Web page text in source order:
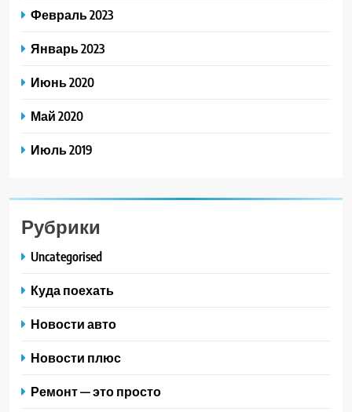
Февраль 2023
Январь 2023
Июнь 2020
Май 2020
Июль 2019
Рубрики
Uncategorised
Куда поехать
Новости авто
Новости плюс
Ремонт — это просто